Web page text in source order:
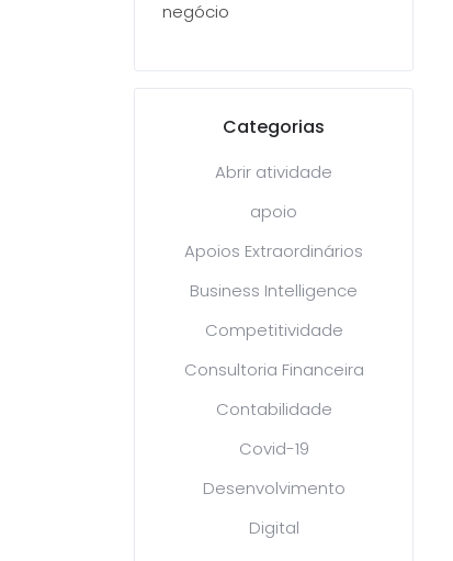
Categorias
Abrir atividade
apoio
Apoios Extraordinários
Business Intelligence
Competitividade
Consultoria Financeira
Contabilidade
Covid-19
Desenvolvimento
Digital